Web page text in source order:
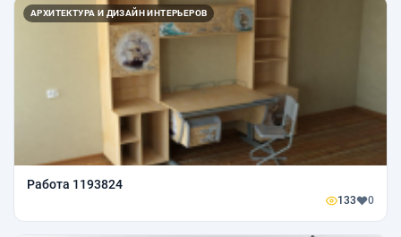
АРХИТЕКТУРА И ДИЗАЙН ИНТЕРЬЕРОВ
Работа 1193824
133 0